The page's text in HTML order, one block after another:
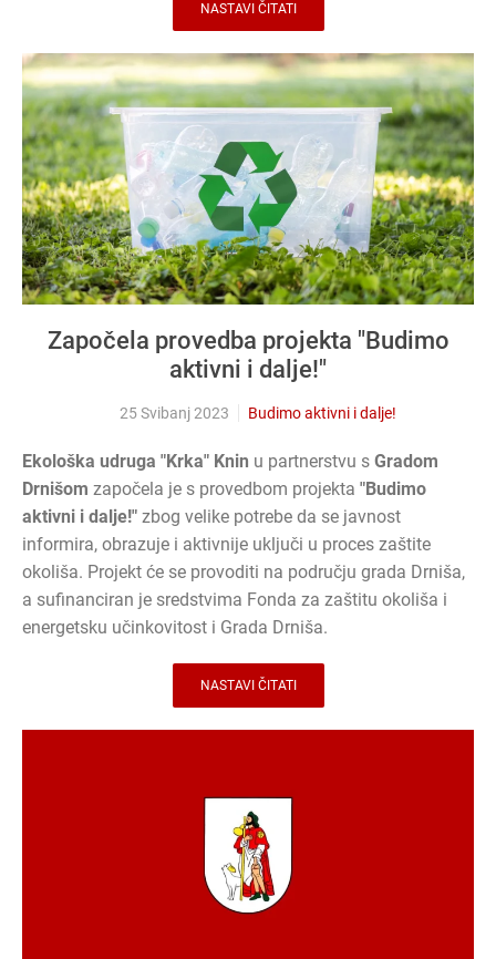
NASTAVI ČITATI
Započela provedba projekta "Budimo
aktivni i dalje!"
25 Svibanj 2023 Budimo aktivni i dalje!
Ekološka udruga "Krka" Knin u partnerstvu s Gradom
Drnišom započela je s provedbom projekta "Budimo
aktivni i dalje!" zbog velike potrebe da se javnost
informira, obrazuje i aktivnije uključi u proces zaštite
okoliša. Projekt će se provoditi na području grada Drniša,
a sufinanciran je sredstvima Fonda za zaštitu okoliša i
energetsku učinkovitost i Grada Drniša.
NASTAVI ČITATI